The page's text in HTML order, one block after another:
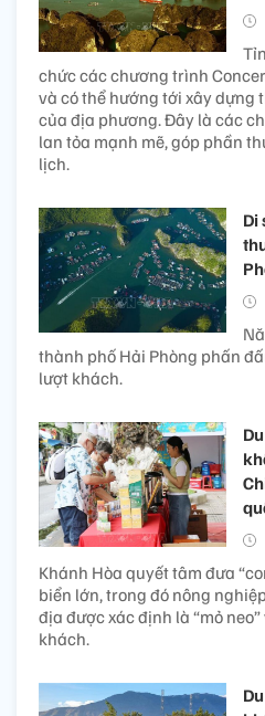
chức các chương trình
và có thể hướng tới xây dựng
của địa phương. Đây là các
lan tỏa mạnh mẽ, góp phần
lịch.
Di
thành phố Hải Phòng phấn
lượt khách.
Khánh Hòa quyết tâm đưa
biển lớn, trong đó nông
địa được xác định là “mỏ
khách.